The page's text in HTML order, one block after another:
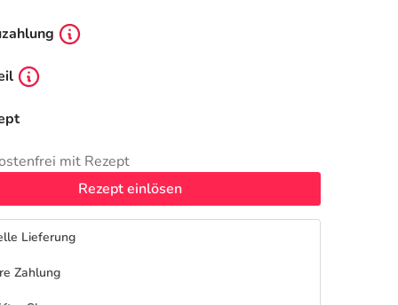
mit Rezept
Rezept einlösen
Lieferung
Zahlung